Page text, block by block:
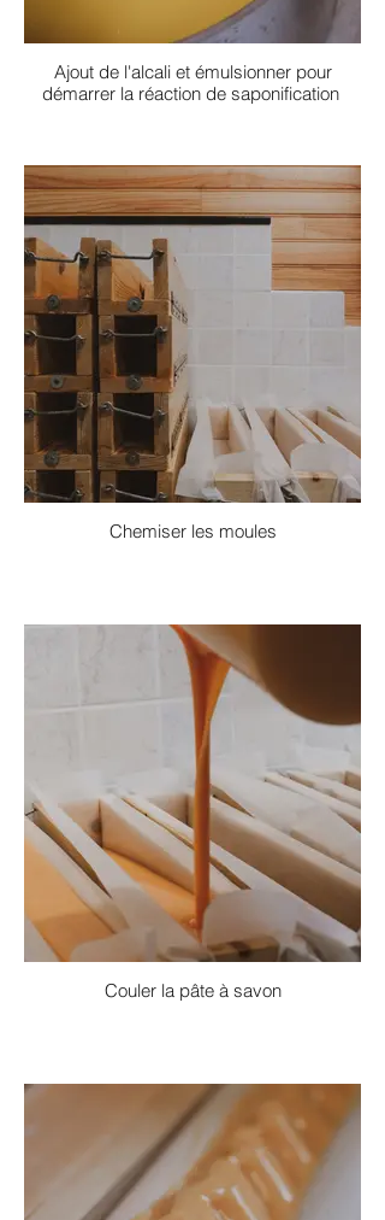
Ajout de l'alcali et émulsionner pour
démarrer la réaction de saponification
Chemiser les moules
Couler la pâte à savon